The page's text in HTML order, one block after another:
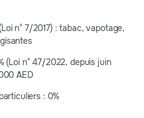
n° 7/2017) : tabac, vapotage,
(Loi n° 47/2022, depuis juin
AED
: 0%